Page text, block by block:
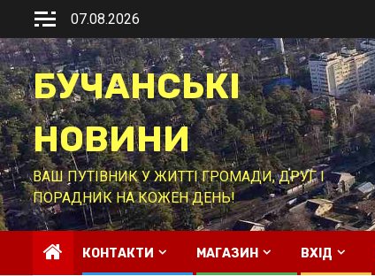
Перейти
вмісту
07.08.2026
БУЧАНСЬКІ
НОВИНИ
ВАШ ПУТІВНИК У ЖИТТІ ГРОМАДИ, ДРУГ І
ПОРАДНИК НА КОЖЕН ДЕНЬ!
КОНТАКТИ МАГАЗИН ВХІД